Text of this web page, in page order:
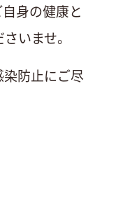
身の健康と
いませ。
防止にご尽